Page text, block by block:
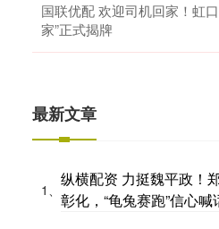
国联优配 欢迎司机回家！虹
家”正式揭牌
最新文章
1、
纵横配资 力挺魏平政！
彰化，“龟兔赛跑”信心喊